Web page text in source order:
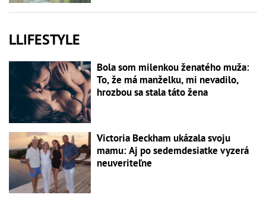
LLIFESTYLE
Bola som milenkou ženatého muža:
To, že má manželku, mi nevadilo,
hrozbou sa stala táto žena
Victoria Beckham ukázala svoju
mamu: Aj po sedemdesiatke vyzerá
neuveriteľne